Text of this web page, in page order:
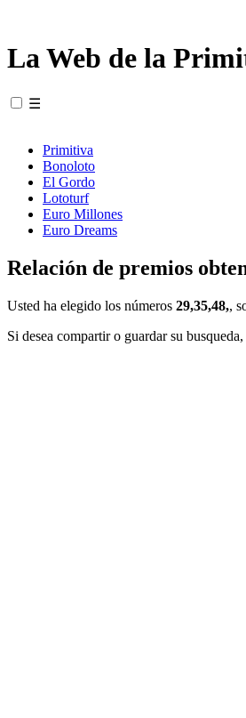
La Web de la
☰
Primitiva
Bonoloto
El Gordo
Lototurf
Euro Millones
Euro Dreams
Relación de premios
Usted ha elegido los números 29,35,48,,
Si desea compartir o guardar su